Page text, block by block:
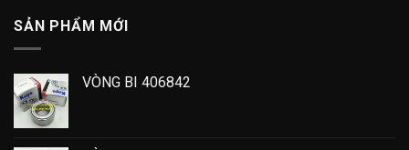
SẢN PHẨM MỚI
VÒNG BI 406842